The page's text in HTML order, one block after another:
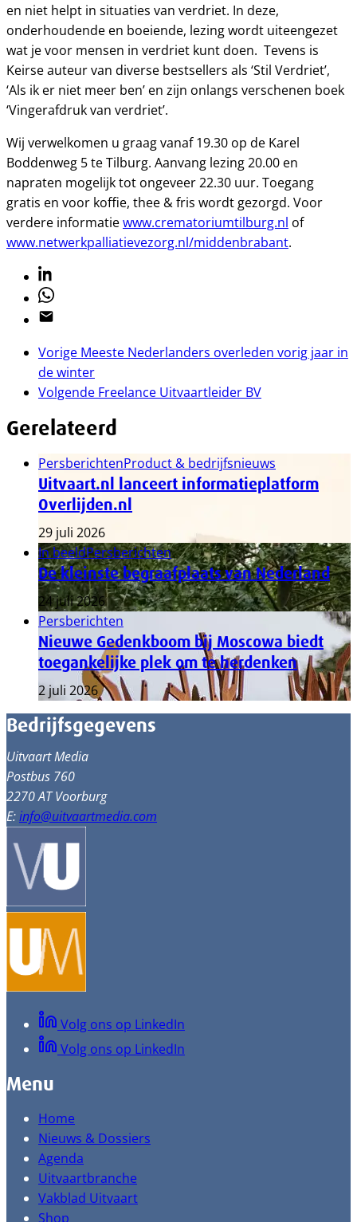
en niet helpt in situaties van verdriet. In deze,
onderhoudende en boeiende, lezing wordt uiteengezet
wat je voor mensen in verdriet kunt doen. Tevens is
Keirse auteur van diverse bestsellers als ‘Stil Verdriet’,
‘Als ik er niet meer ben’ en zijn onlangs verschenen boek
‘Vingerafdruk van verdriet’.
Wij verwelkomen u graag vanaf 19.30 op de Karel
Boddenweg 5 te Tilburg. Aanvang lezing 20.00 en
napraten mogelijk tot ongeveer 22.30 uur. Toegang
gratis en voor koffie, thee & fris wordt gezorgd. Voor
verdere informatiewww.crematoriumtilburg.nl of
www.netwerkpalliatievezorg.nl/middenbrabant.
Linkedin
Whatsapp
Email
Vorige Meeste Nederlanders overleden vorig jaar in
de winter
Volgende Freelance Uitvaartleider BV
Gerelateerd
PersberichtenProduct & bedrijfsnieuws
Uitvaart.nl lanceert informatieplatform
Overlijden.nl
29 juli 2026
In beeldPersberichten
De kleinste begraafplaats van Nederland
24 juli 2026
Persberichten
Nieuwe Gedenkboom bij Moscowa biedt
toegankelijke plek om te herdenken
2 juli 2026
Bedrijfsgegevens
Uitvaart Media
Postbus 760
2270 AT Voorburg
E:info@uitvaartmedia.com
Volg ons op LinkedIn
Volg ons op LinkedIn
Menu
Home
Nieuws & Dossiers
Agenda
Uitvaartbranche
Vakblad Uitvaart
Shop